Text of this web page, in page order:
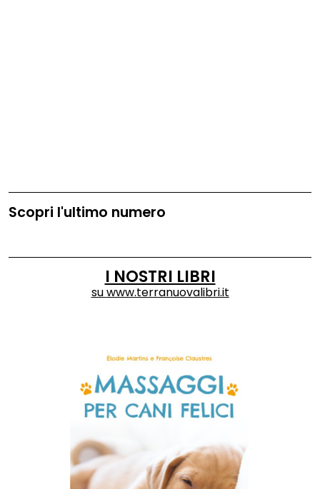
Scopri l'ultimo numero
I NOSTRI LIBRI
suwww.terranuovalibri.it